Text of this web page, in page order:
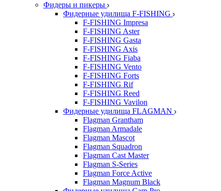
Фидеры и пикеры
Фидерные удилища F-FISHING
F-FISHING Impresa
F-FISHING Aster
F-FISHING Gasta
F-FISHING Axis
F-FISHING Fiaba
F-FISHING Vento
F-FISHING Forts
F-FISHING Rif
F-FISHING Reed
F-FISHING Vavilon
Фидерные удилища FLAGMAN
Flagman Grantham
Flagman Armadale
Flagman Mascot
Flagman Squadron
Flagman Cast Master
Flagman S-Series
Flagman Force Active
Flagman Magnum Black